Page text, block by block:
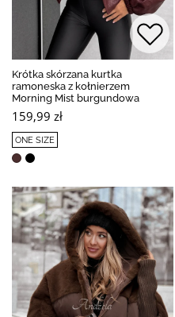
Krótka skórzana kurtka
ramoneska z kołnierzem
Morning Mist burgundowa
159,99 zł
ONE SIZE